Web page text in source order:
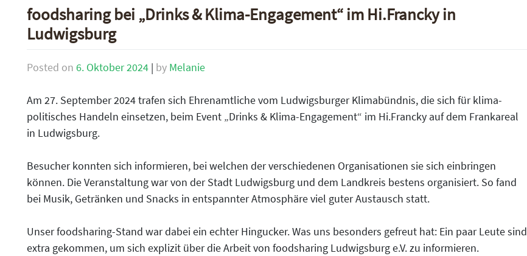
foodsharing bei „Drinks & Klima-Engagement“ im Hi.Francky in
Ludwigsburg
Posted on 6. Oktober 2024 | by Melanie
Am 27. September 2024 trafen sich Ehrenamtliche vom Ludwigsburger Klimabündnis, die sich für klima-
politisches Handeln einsetzen, beim Event „Drinks & Klima-Engagement“ im Hi.Francky auf dem Frankareal
in Ludwigsburg.
Besucher konnten sich informieren, bei welchen der verschiedenen Organisationen sie sich einbringen
können. Die Veranstaltung war von der Stadt Ludwigsburg und dem Landkreis bestens organisiert. So fand
bei Musik, Getränken und Snacks in entspannter Atmosphäre viel guter Austausch statt.
Unser foodsharing-Stand war dabei ein echter Hingucker. Was uns besonders gefreut hat: Ein paar Leute sind
extra gekommen, um sich explizit über die Arbeit von foodsharing Ludwigsburg e.V. zu informieren.